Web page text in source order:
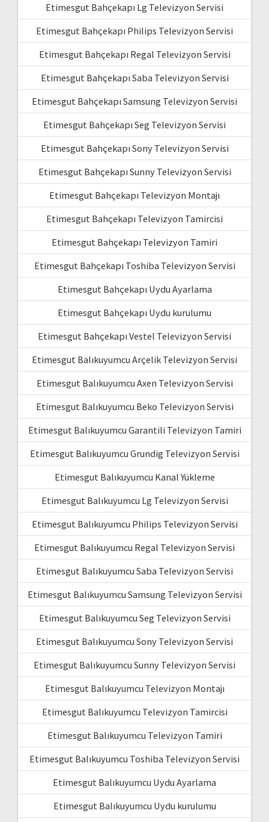
Etimesgut Bahçekapı Lg Televizyon Servisi
Etimesgut Bahçekapı Philips Televizyon Servisi
Etimesgut Bahçekapı Regal Televizyon Servisi
Etimesgut Bahçekapı Saba Televizyon Servisi
Etimesgut Bahçekapı Samsung Televizyon Servisi
Etimesgut Bahçekapı Seg Televizyon Servisi
Etimesgut Bahçekapı Sony Televizyon Servisi
Etimesgut Bahçekapı Sunny Televizyon Servisi
Etimesgut Bahçekapı Televizyon Montajı
Etimesgut Bahçekapı Televizyon Tamircisi
Etimesgut Bahçekapı Televizyon Tamiri
Etimesgut Bahçekapı Toshiba Televizyon Servisi
Etimesgut Bahçekapı Uydu Ayarlama
Etimesgut Bahçekapı Uydu kurulumu
Etimesgut Bahçekapı Vestel Televizyon Servisi
Etimesgut Balıkuyumcu Arçelik Televizyon Servisi
Etimesgut Balıkuyumcu Axen Televizyon Servisi
Etimesgut Balıkuyumcu Beko Televizyon Servisi
Etimesgut Balıkuyumcu Garantili Televizyon Tamiri
Etimesgut Balıkuyumcu Grundig Televizyon Servisi
Etimesgut Balıkuyumcu Kanal Yükleme
Etimesgut Balıkuyumcu Lg Televizyon Servisi
Etimesgut Balıkuyumcu Philips Televizyon Servisi
Etimesgut Balıkuyumcu Regal Televizyon Servisi
Etimesgut Balıkuyumcu Saba Televizyon Servisi
Etimesgut Balıkuyumcu Samsung Televizyon Servisi
Etimesgut Balıkuyumcu Seg Televizyon Servisi
Etimesgut Balıkuyumcu Sony Televizyon Servisi
Etimesgut Balıkuyumcu Sunny Televizyon Servisi
Etimesgut Balıkuyumcu Televizyon Montajı
Etimesgut Balıkuyumcu Televizyon Tamircisi
Etimesgut Balıkuyumcu Televizyon Tamiri
Etimesgut Balıkuyumcu Toshiba Televizyon Servisi
Etimesgut Balıkuyumcu Uydu Ayarlama
Etimesgut Balıkuyumcu Uydu kurulumu